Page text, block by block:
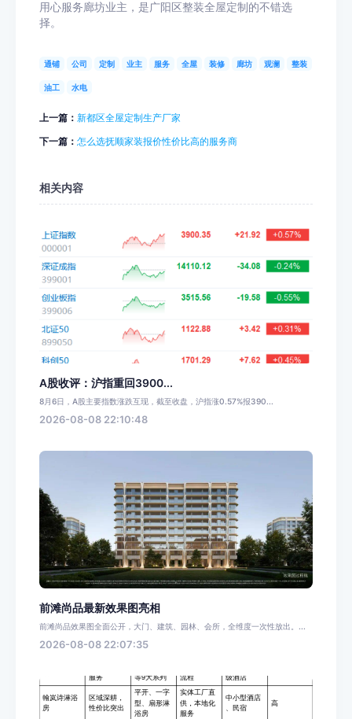
用心服务廊坊业主，是广阳区整装全屋定制的不错选
择。
通铺 公司 定制 业主 服务 全屋 装修 廊坊 观澜 整装
油工 水电
上一篇： 新都区全屋定制生产厂家
下一篇： 怎么选抚顺家装报价性价比高的服务商
相关内容
A股收评：沪指重回3900...
8月6日，A股主要指数涨跌互现，截至收盘，沪指涨0.57%报390...
2026-08-08 22:10:48
前滩尚品最新效果图亮相
前滩尚品效果图全面公开，大门、建筑、园林、会所，全维度一次性放出。...
2026-08-08 22:07:35